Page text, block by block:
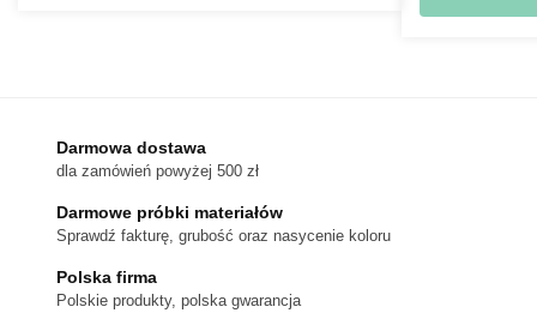
można
wybrać
na
produktu
Darmowa dostawa
dla zamówień powyżej 500 zł
Darmowe próbki materiałów
Sprawdź fakturę, grubość oraz nasycenie koloru
Polska firma
Polskie produkty, polska gwarancja